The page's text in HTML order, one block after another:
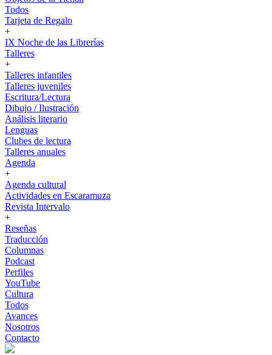
Todos
Tarjeta de Regalo
+
IX Noche de las Librerías
Talleres
+
Talleres infantiles
Talleres juveniles
Escritura/Lectura
Dibujo / Ilustración
Análisis literario
Lenguas
Clubes de lectura
Talleres anuales
Agenda
+
Agenda cultural
Actividades en Escaramuza
Revista Intervalo
+
Reseñas
Traducción
Columnas
Podcast
Perfiles
YouTube
Cultura
Todos
Avances
Nosotros
Contacto